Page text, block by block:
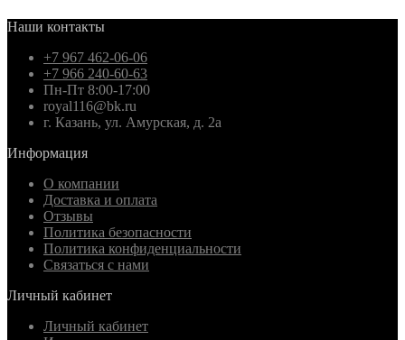
Наши контакты
+7 967 462-06-06
+7 966 240-60-63
Пн-Пт 8:00-17:00
royal116@bk.ru
г. Казань, ул. Амурская, д. 2а
Информация
О компании
Доставка и оплата
Отзывы
Политика безопасности
Политика конфиденциальности
Связаться с нами
Личный кабинет
Личный кабинет